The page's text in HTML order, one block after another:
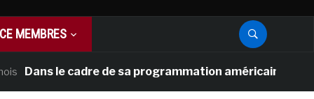
MEMBRES
le cadre de sa programmation américaine,